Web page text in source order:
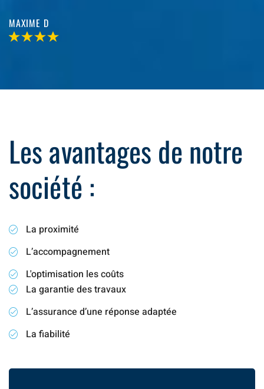
MAXIME D
Les avantages de notre
société :
La proximité
L’accompagnement
L'optimisation les coûts
La garantie des travaux
L’assurance d’une réponse adaptée
La fiabilité